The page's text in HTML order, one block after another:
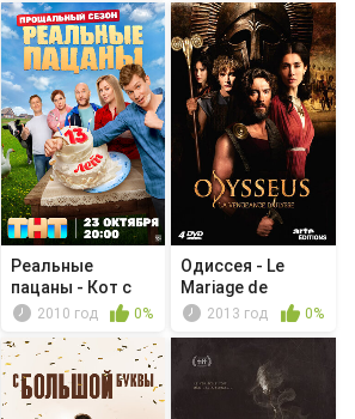
Реальные
пацаны - Кот с
яйцами
2010 год 0%
Одиссея - Le
Mariage de
Télémaque
2013 год 0%